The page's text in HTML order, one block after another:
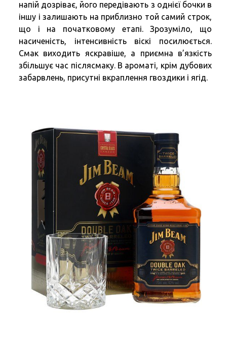
напій дозріває, його передівають з однієї бочки в
іншу і залишають на приблизно той самий строк,
що і на початковому етапі. Зрозуміло, що
насиченість, інтенсивність віскі посилюється.
Смак виходить яскравіше, а приємна в’язкість
збільшує час післясмаку. В ароматі, крім дубових
забарвлень, присутні вкраплення гвоздики і ягід.